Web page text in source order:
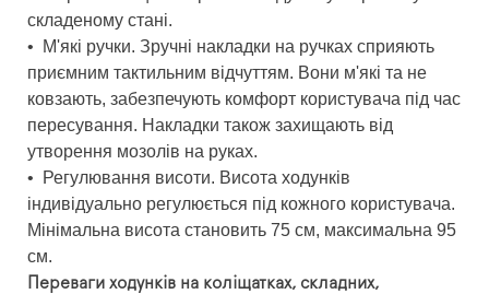
складеному стані.
•
М'які ручки. Зручні накладки на ручках сприяють
приємним тактильним відчуттям. Вони м'які та не
ковзають, забезпечують комфорт користувача під час
пересування. Накладки також захищають від
утворення мозолів на руках.
•
Регулювання висоти. Висота ходунків
індивідуально регулюється під кожного користувача.
Мінімальна висота становить 75 см, максимальна 95
см.
Переваги ходунків на коліщатках, складних,